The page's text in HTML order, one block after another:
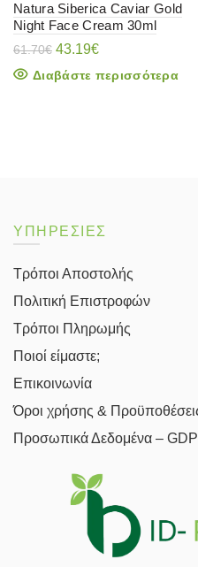
Natura Siberica Caviar Gold
Night Face Cream 30ml
61.70€ Original
was:
43.19€Η
τιμή
Διαβάστε περισσότερα
ΥΠΗΡΕΣΙΕΣ
Τρόποι Αποστολής
Πολιτική Επιστροφών
Τρόποι Πληρωμής
Ποιοί είμαστε;
Επικοινωνία
Όροι χρήσης &
Προσωπικά Δεδομένα –